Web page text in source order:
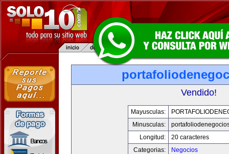
Vendido!
Mayusculas:
Minusculas:
Longitud:
20 caracteres
Categorias:
Negocios